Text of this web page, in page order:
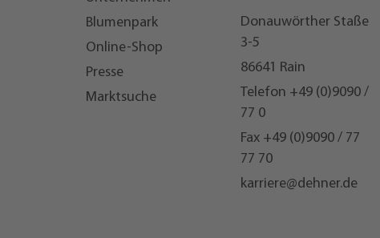
Blumenpark
Online-Shop
Presse
Marktsuche
Donauwörther Staße
3-5
86641 Rain
Telefon +49 (0)9090 /
77 0
Fax +49 (0)9090 / 77
77 70
karriere@dehner.de